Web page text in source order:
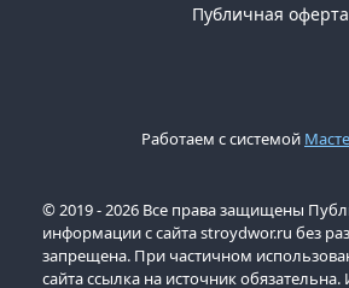
Публичная оферта
Работаем с системой
© 2019 - 2026 Все права защищены
информации с сайта stroydwor.ru без
запрещена. При частичном
сайта ссылка на источник